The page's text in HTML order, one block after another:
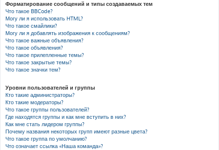
Форматирование сообщений и типы создаваемых тем
Что такое BBCode?
Могу ли я использовать HTML?
Что такое смайлики?
Могу ли я добавлять изображения к сообщениям?
Что такое важные объявления?
Что такое объявления?
Что такое прилепленные темы?
Что такое закрытые темы?
Что такое значки тем?
Уровни пользователей и группы
Кто такие администраторы?
Кто такие модераторы?
Что такое группы пользователей?
Где находятся группы и как мне вступить в них?
Как мне стать лидером группы?
Почему названия некоторых групп имеют разные цвета?
Что такое группа по умолчанию?
Что означает ссылка «Наша команда»?